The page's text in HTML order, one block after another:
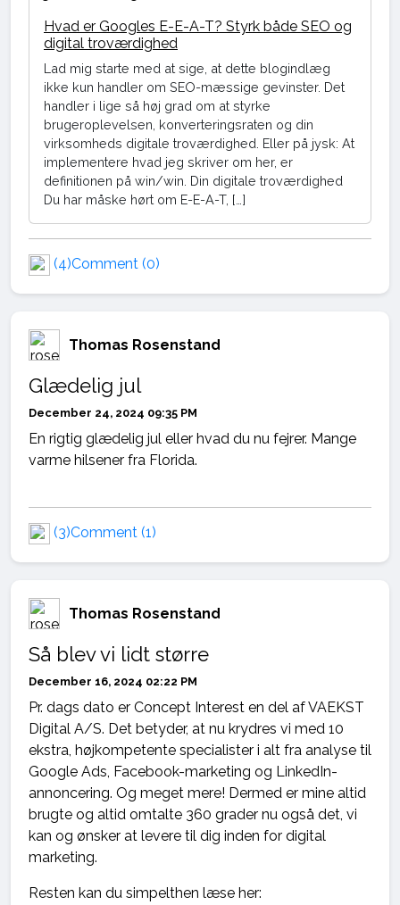
Hvad er Googles E-E-A-T? Styrk både SEO og
digital troværdighed
Lad mig starte med at sige, at dette blogindlæg
ikke kun handler om SEO-mæssige gevinster. Det
handler i lige så høj grad om at styrke
brugeroplevelsen, konverteringsraten og din
virksomheds digitale troværdighed. Eller på jysk: At
implementere hvad jeg skriver om her, er
definitionen på win/win. Din digitale troværdighed
Du har måske hørt om E-E-A-T, […]
(4)Comment (0)
Thomas Rosenstand
Glædelig jul
December 24, 2024 09:35 PM
En rigtig glædelig jul eller hvad du nu fejrer. Mange
varme hilsener fra Florida.
(3)Comment (1)
Thomas Rosenstand
Så blev vi lidt større
December 16, 2024 02:22 PM
Pr. dags dato er Concept Interest en del af VAEKST
Digital A/S. Det betyder, at nu krydres vi med 10
ekstra, højkompetente specialister i alt fra analyse til
Google Ads, Facebook-marketing og LinkedIn-
annoncering. Og meget mere! Dermed er mine altid
brugte og altid omtalte 360 grader nu også det, vi
kan og ønsker at levere til dig inden for digital
marketing.
Resten kan du simpelthen læse her: